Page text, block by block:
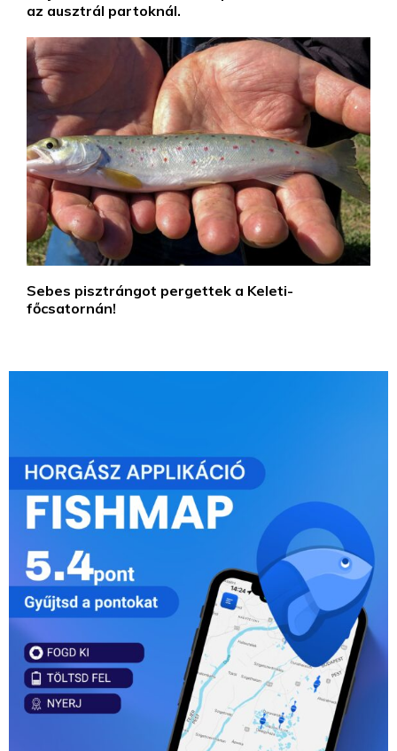
az ausztrál partoknál.
Sebes pisztrángot pergettek a Keleti-
főcsatornán!